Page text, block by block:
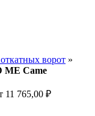
ворот »
ME Came
11 765,00 ₽